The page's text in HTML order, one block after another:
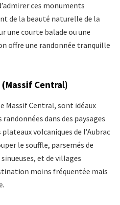
ces monuments
de la beauté naturelle de la
une courte balade ou une
offre une randonnée tranquille
(Massif Central)
Massif Central, sont idéaux
dans des paysages
volcaniques de l’Aubrac
le souffle, parsemés de
et de villages
moins fréquentée mais